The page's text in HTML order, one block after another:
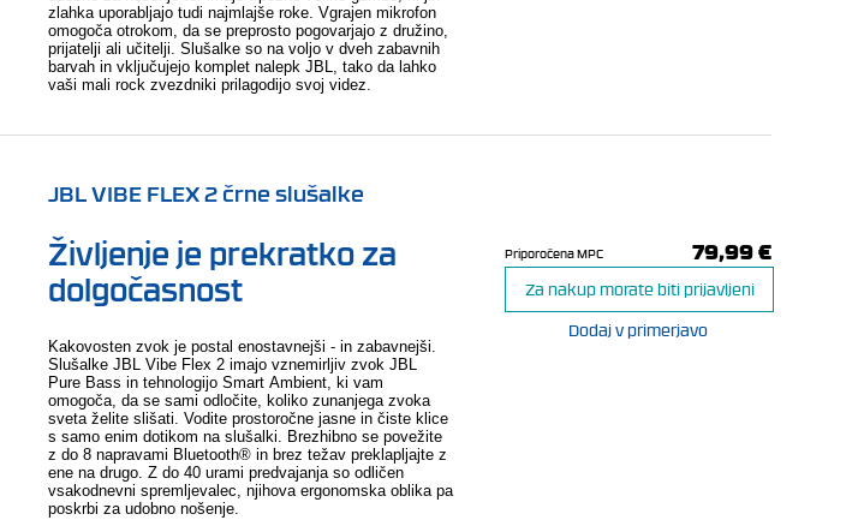
zlahka uporabljajo tudi najmlajše roke. Vgrajen mikrofon
omogoča otrokom, da se preprosto pogovarjajo z družino,
prijatelji ali učitelji. Slušalke so na voljo v dveh zabavnih
barvah in vključujejo komplet nalepk JBL, tako da lahko
vaši mali rock zvezdniki prilagodijo svoj videz.
JBL VIBE FLEX 2 črne slušalke
Življenje je prekratko za
dolgočasnost
Kakovosten zvok je postal enostavnejši - in zabavnejši.
Slušalke JBL Vibe Flex 2 imajo vznemirljiv zvok JBL
Pure Bass in tehnologijo Smart Ambient, ki vam
omogoča, da se sami odločite, koliko zunanjega zvoka
sveta želite slišati. Vodite prostoročne jasne in čiste klice
s samo enim dotikom na slušalki. Brezhibno se povežite
z do 8 napravami Bluetooth® in brez težav preklapljajte z
ene na drugo. Z do 40 urami predvajanja so odličen
vsakodnevni spremljevalec, njihova ergonomska oblika pa
poskrbi za udobno nošenje.
Priporočena MPC 79,99 €
Za nakup morate biti prijavljeni
Dodaj v primerjavo